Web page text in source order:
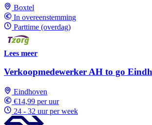
Boxtel
In overeenstemming
Parttime (overdag)
Lees meer
Verkoopmedewerker AH to go
Eindhoven
€14,99 per uur
24 - 32 uur per week